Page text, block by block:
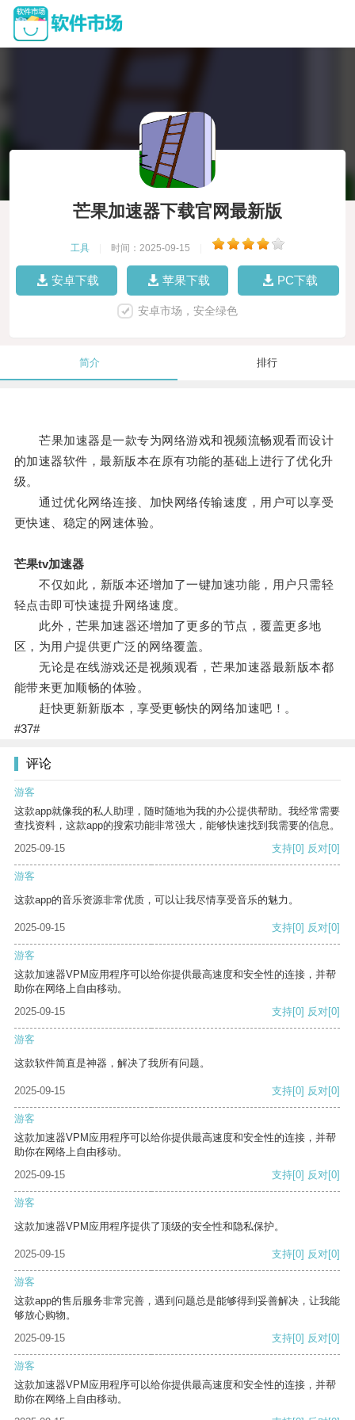
芒果加速器下载官网最新版
工具 时间：2025-09-15
安卓下载 苹果下载 PC下载
安卓市场，安全绿色
简介 排行
芒果加速器是一款专为网络游戏和视频流畅观看而设计
的加速器软件，最新版本在原有功能的基础上进行了优化升
级。
通过优化网络连接、加快网络传输速度，用户可以享受
更快速、稳定的网速体验。
芒果tv加速器
不仅如此，新版本还增加了一键加速功能，用户只需轻
轻点击即可快速提升网络速度。
此外，芒果加速器还增加了更多的节点，覆盖更多地
区，为用户提供更广泛的网络覆盖。
无论是在线游戏还是视频观看，芒果加速器最新版本都
能带来更加顺畅的体验。
赶快更新新版本，享受更畅快的网络加速吧！。
#37#
评论
游客
这款app就像我的私人助理，随时随地为我的办公提供帮助。我经常需要
查找资料，这款app的搜索功能非常强大，能够快速找到我需要的信息。
2025-09-15
支持[0] 反对[0]
游客
这款app的音乐资源非常优质，可以让我尽情享受音乐的魅力。
2025-09-15 支持[0] 反对[0]
游客
这款加速器VPM应用程序可以给你提供最高速度和安全性的连接，并帮
助你在网络上自由移动。
2025-09-15
支持[0] 反对[0]
游客
这款软件简直是神器，解决了我所有问题。
2025-09-15 支持[0] 反对[0]
游客
这款加速器VPM应用程序可以给你提供最高速度和安全性的连接，并帮
助你在网络上自由移动。
2025-09-15
支持[0] 反对[0]
游客
这款加速器VPM应用程序提供了顶级的安全性和隐私保护。
2025-09-15 支持[0] 反对[0]
游客
这款app的售后服务非常完善，遇到问题总是能够得到妥善解决，让我能
够放心购物。
2025-09-15
支持[0] 反对[0]
游客
这款加速器VPM应用程序可以给你提供最高速度和安全性的连接，并帮
助你在网络上自由移动。